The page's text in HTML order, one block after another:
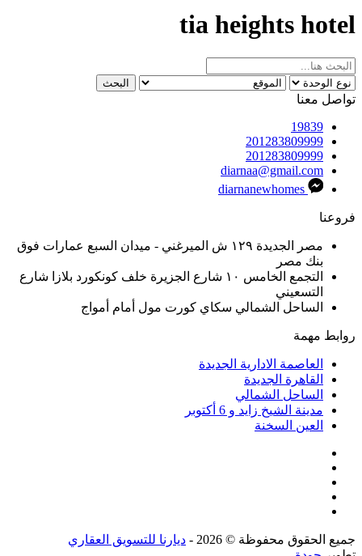
tia heights hotel
البحث
تواصل معنا
19839
201283809999
201283809999
diarnaa@gmail.com
فروعنا
مصر الجديدة ١٢٩ ش الميرغني - ميدان السبع عمارات فوق
بنك مصر
التجمع الخامس ١٠ شارع الجزيرة خلف كونكورد بلازا شارع
التسعيني
الساحل الشمالي سكاي كورت مول أمام أمواج
روابط مهمة
العاصمة الادارية الجديدة
القاهرة الجديدة
الساحل الشمالي
مدينة الشيخ زايد و 6 أكتوبر
العين السخنة
جميع الحقوق محفوظة © 2026 -
ديارنا للتسويق العقاري